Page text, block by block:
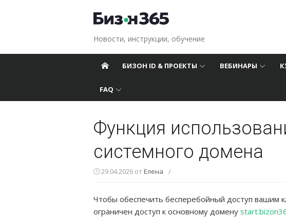
Новости, инструкции, обучение
БИЗОН ID & ПРОЕКТЫ ВЕБИНАРЫ
FAQ
Функция
системного домена
29.04.2026 от Елена /
Чтобы обеспечить бесперебойный доступ вашим
ограничен доступ к основному домену